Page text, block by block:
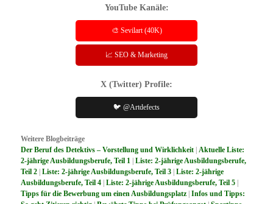
📈 SEO & Marketing
Der Beruf des Detektivs – Vorstellung und Wirklichkeit
2-jährige Ausbildungsberufe, Teil 1|Liste: 2-jährige Ausbildungsberufe,
Teil 2|Liste: 2-jährige Ausbildungsberufe, Teil 3|Liste: 2-jährige
Ausbildungsberufe, Teil 4|Liste: 2-jährige Ausbildungsberufe, Teil 5
Tipps für die Bewerbung um einen Ausbildungsplatz|Infos und Tipps:
So geht Zitieren richtig|Bewährte Tipps bei Prüfungsangst|Spartipps